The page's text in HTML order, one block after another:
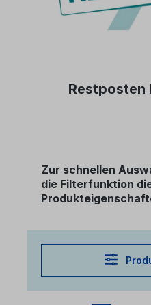
Restposten
Zur schnellen
die Filterfunktion